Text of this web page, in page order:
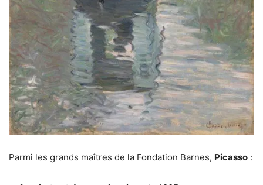
Parmi les grands maîtres de la Fondation Barnes, Picasso :